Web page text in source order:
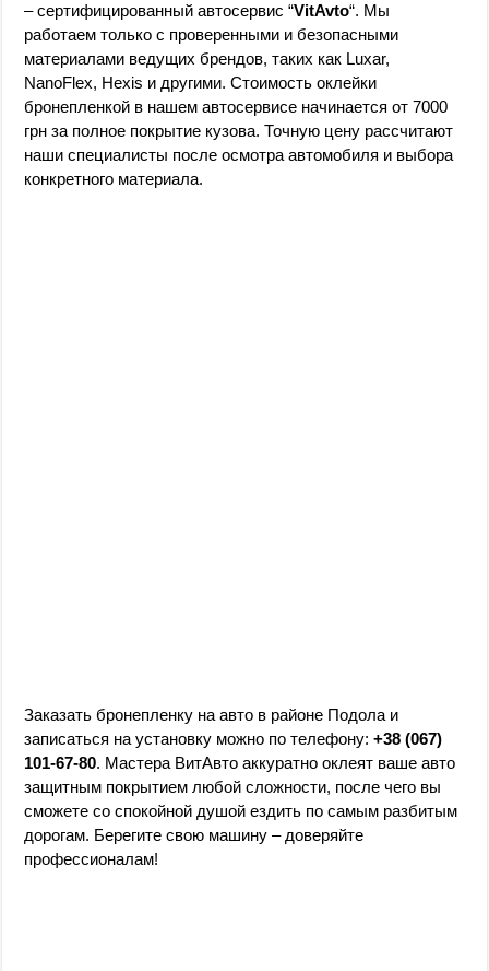
– сертифицированный автосервис “VitAvto“. Мы
работаем только с проверенными и безопасными
материалами ведущих брендов, таких как Luxar,
NanoFlex, Hexis и другими. Стоимость оклейки
бронепленкой в нашем автосервисе начинается от 7000
грн за полное покрытие кузова. Точную цену рассчитают
наши специалисты после осмотра автомобиля и выбора
конкретного материала.
Заказать бронепленку на авто в районе Подола и
записаться на установку можно по телефону:+38 (067)
101-67-80. Мастера ВитАвто аккуратно оклеят ваше авто
защитным покрытием любой сложности, после чего вы
сможете со спокойной душой ездить по самым разбитым
дорогам. Берегите свою машину – доверяйте
профессионалам!